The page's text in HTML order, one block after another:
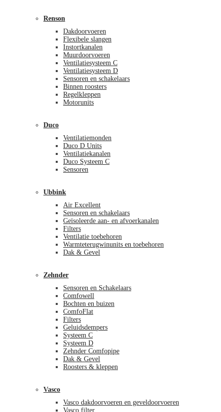
Renson
Dakdoorvoeren
Flexibele slangen
Instortkanalen
Muurdoorvoeren
Ventilatiesysteem C
Ventilatiesysteem D
Sensoren en schakelaars
Binnen roosters
Regelkleppen
Motorunits
Duco
Ventilatiemonden
Duco D Units
Ventilatiekanalen
Duco Systeem C
Sensoren
Ubbink
Air Excellent
Sensoren en schakelaars
Geïsoleerde aan- en afvoerkanalen
Filters
Ventilatie toebehoren
Warmteterugwinunits en toebehoren
Dak & Gevel
Zehnder
Sensoren en Schakelaars
Comfowell
Bochten en buizen
ComfoFlat
Filters
Geluidsdempers
Systeem C
Systeem D
Zehnder Comfopipe
Dak & Gevel
Roosters & kleppen
Vasco
Vasco dakdoorvoeren en geveldoorvoeren
Vasco filter